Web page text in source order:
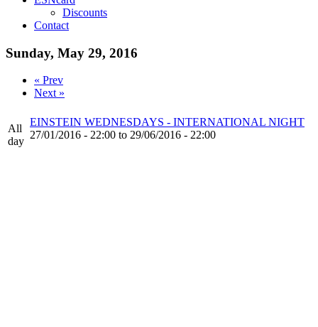
Discounts
Contact
Sunday, May 29, 2016
« Prev
Next »
All
day
EINSTEIN WEDNESDAYS - INTERNATIONAL NIGHT
27/01/2016 - 22:00 to 29/06/2016 - 22:00